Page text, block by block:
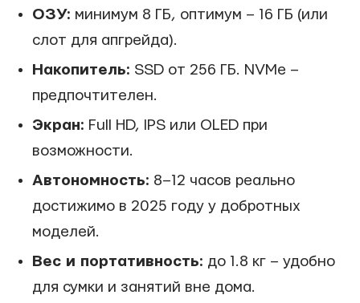
ОЗУ: минимум 8 ГБ, оптимум – 16 ГБ (или
слот для апгрейда).
Накопитель: SSD от 256 ГБ. NVMe –
предпочтителен.
Экран: Full HD, IPS или OLED при
возможности.
Автономность: 8–12 часов реально
достижимо в 2025 году у добротных
моделей.
Вес и портативность: до 1.8 кг – удобно
для сумки и занятий вне дома.